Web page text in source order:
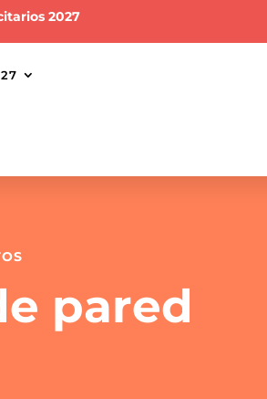
2027
pared